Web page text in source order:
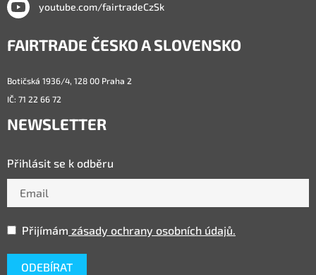
youtube.com/fairtradeCzSk
FAIRTRADE ČESKO A SLOVENSKO
Botičská 1936/4, 128 00 Praha 2
IČ: 71 22 66 72
NEWSLETTER
Přihlásit se k odběru
Přijímám zásady ochrany osobních údajů.